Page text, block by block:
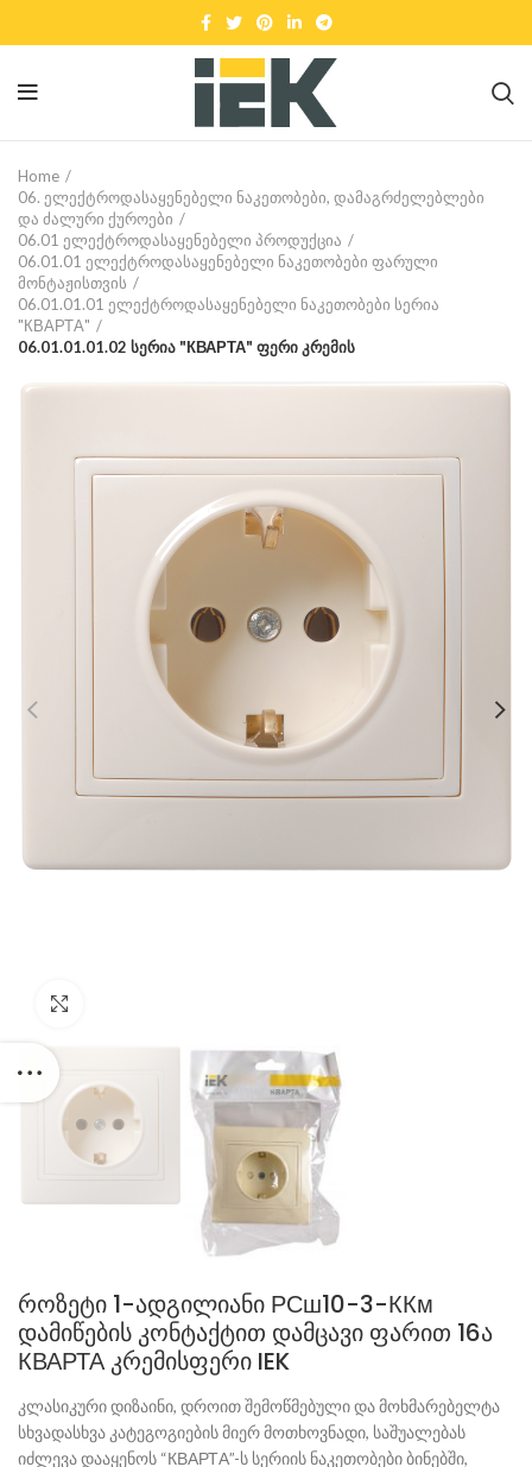
Home
06. ელექტროდასაყენებელი ნაკეთობები, დამაგრძელებლები
და ძალური ქუროები
06.01 ელექტროდასაყენებელი პროდუქცია
06.01.01 ელექტროდასაყენებელი ნაკეთობები ფარული
მონტაჟისთვის
06.01.01.01 ელექტროდასაყენებელი ნაკეთობები სერია
"КВАРТА"
06.01.01.01.02 სერია "КВАРТА" ფერი კრემის
როზეტი 1-ადგილიანი РСш10-3-ККм
დამიწების კონტაქტით დამცავი ფარით 16ა
КВАРТА კრემისფერი IEK
კლასიკური დიზაინი, დროით შემოწმებული და მოხმარებელტა
სხვადასხვა კატეგოგიების მიერ მოთხოვნადი, საშუალებას
იძლევა დააყენოს “КВАРТА”-ს სერიის ნაკეთობები ბინებში,